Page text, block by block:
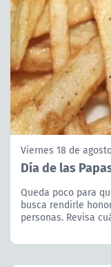
Viernes 18 de
Día de las
Queda poco para
busca rendirle
personas. Revisa